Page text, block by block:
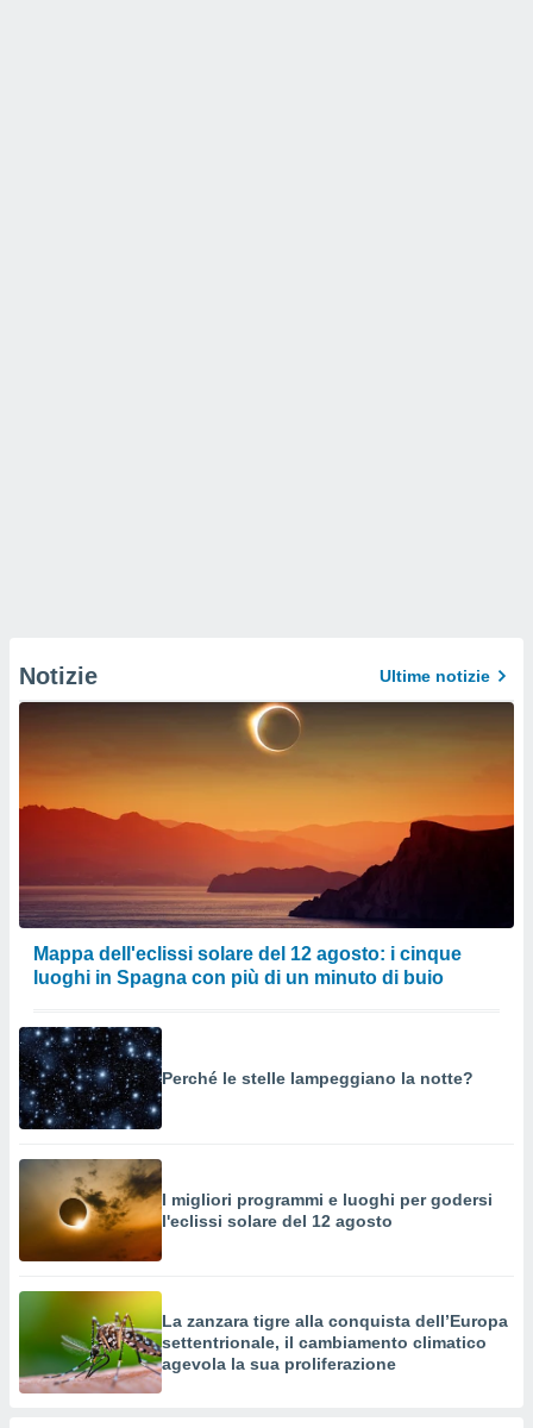
Notizie Ultime notizie
Mappa dell'eclissi solare del 12 agosto: i cinque
luoghi in Spagna con più di un minuto di buio
Perché le stelle lampeggiano la notte?
I migliori programmi e luoghi per godersi
l'eclissi solare del 12 agosto
La zanzara tigre alla conquista dell’Europa
settentrionale, il cambiamento climatico
agevola la sua proliferazione